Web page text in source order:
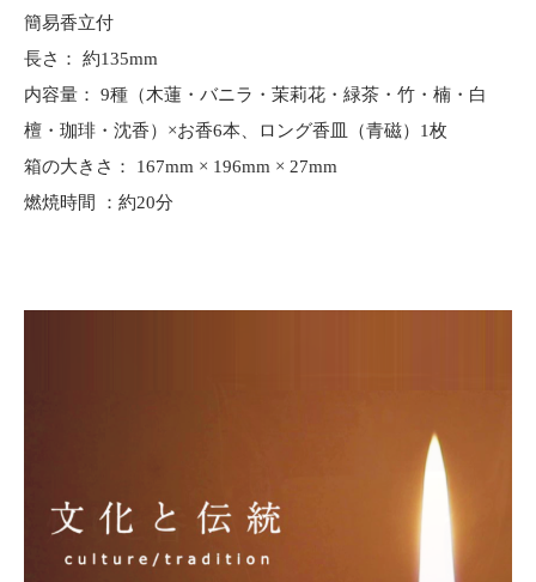
簡易香立付
長さ： 約135mm
内容量： 9種（木蓮・バニラ・茉莉花・緑茶・竹・楠・白
檀・珈琲・沈香）×お香6本、ロング香皿（青磁）1枚
箱の大きさ： 167mm × 196mm × 27mm
燃焼時間 ：約20分